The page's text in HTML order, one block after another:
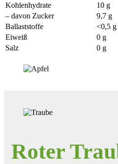
Kohlenhydrate
10 g
– davon Zucker
9,7 g
Ballaststoffe
<0,5 g
Eiweiß
0 g
Salz
0 g
Roter